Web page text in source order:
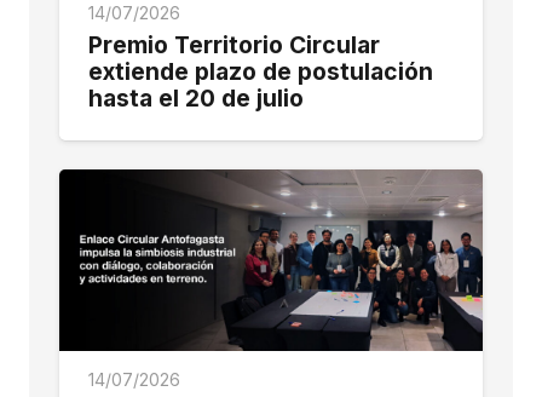
14/07/2026
Premio Territorio Circular
extiende plazo de postulación
hasta el 20 de julio
14/07/2026